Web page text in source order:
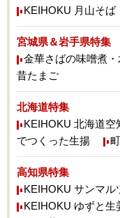
KEIHOKU 月山そば
宮城県＆岩手県特集
金華さばの味噌煮
昔たまご
北海道特集
KEIHOKU 北海道空
でつくった生揚
高知県特集
KEIHOKU サンマル
KEIHOKU ゆずと生